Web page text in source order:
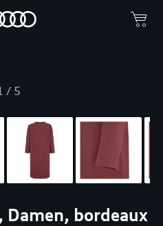
/ 5
bordeaux